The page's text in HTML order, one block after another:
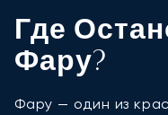
Где
Фару?
Фару — один из